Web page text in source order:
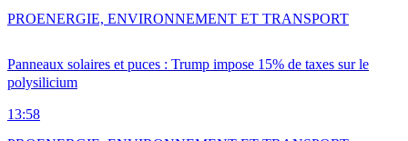
Panneaux solaires et puces : Trump impose 15% de taxes sur le
polysilicium
13:58
PROENERGIE, ENVIRONNEMENT ET TRANSPORT